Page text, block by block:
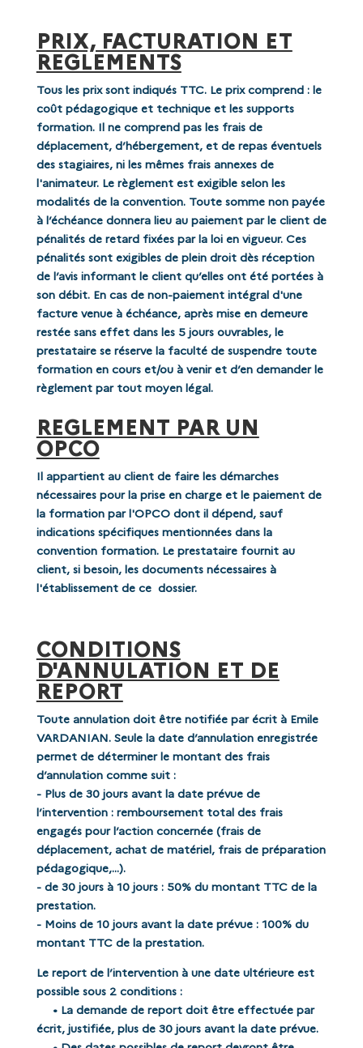
PRIX, FACTURATION ET
REGLEMENTS
Tous les prix sont indiqués TTC. Le prix comprend : le
coût pédagogique et technique et les supports
formation. Il ne comprend pas les frais de
déplacement, d’hébergement, et de repas éventuels
des stagiaires, ni les mêmes frais annexes de
l'animateur. Le règlement est exigible selon les
modalités de la convention. Toute somme non payée
à l’échéance donnera lieu au paiement par le client de
pénalités de retard fixées par la loi en vigueur. Ces
pénalités sont exigibles de plein droit dès réception
de l’avis informant le client qu’elles ont été portées à
son débit. En cas de non-paiement intégral d'une
facture venue à échéance, après mise en demeure
restée sans effet dans les 5 jours ouvrables, le
prestataire se réserve la faculté de suspendre toute
formation en cours et/ou à venir et d’en demander le
règlement par tout moyen légal.
REGLEMENT PAR UN
OPCO
Il appartient au client de faire les démarches
nécessaires pour la prise en charge et le paiement de
la formation par l'OPCO dont il dépend, sauf
indications spécifiques mentionnées dans la
convention formation. Le prestataire fournit au
client, si besoin, les documents nécessaires à
l'établissement de ce dossier.
CONDITIONS
D'ANNULATION ET DE
REPORT
Toute annulation doit être notifiée par écrit à Emile
VARDANIAN. Seule la date d’annulation enregistrée
permet de déterminer le montant des frais
d’annulation comme suit :
- Plus de 30 jours avant la date prévue de
l’intervention : remboursement total des frais
engagés pour l’action concernée (frais de
déplacement, achat de matériel, frais de préparation
pédagogique,…).
- de 30 jours à 10 jours : 50% du montant TTC de la
prestation.
- Moins de 10 jours avant la date prévue : 100% du
montant TTC de la prestation.
Le report de l’intervention à une date ultérieure est
possible sous 2 conditions :
• La demande de report doit être effectuée par
écrit, justifiée, plus de 30 jours avant la date prévue.